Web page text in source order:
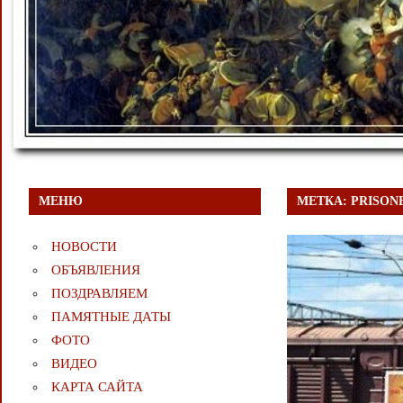
МЕТКА:
МЕНЮ
НОВОСТИ
ОБЪЯВЛЕНИЯ
ПОЗДРАВЛЯЕМ
ПАМЯТНЫЕ ДАТЫ
ФОТО
ВИДЕО
КАРТА САЙТА